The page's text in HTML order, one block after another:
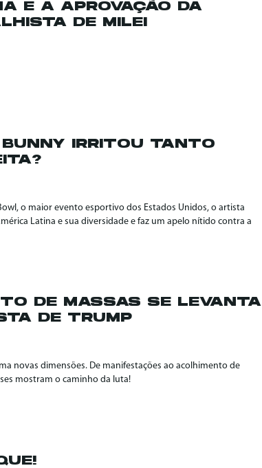
E A APROVAÇÃO DA
DE MILEI
IRRITOU TANTO
o maior evento esportivo dos Estados Unidos, o artista
Latina e sua diversidade e faz um apelo nítido contra a
DE MASSAS SE LEVANTA
DE TRUMP
novas dimensões. De manifestações ao acolhimento de
mostram o caminho da luta!